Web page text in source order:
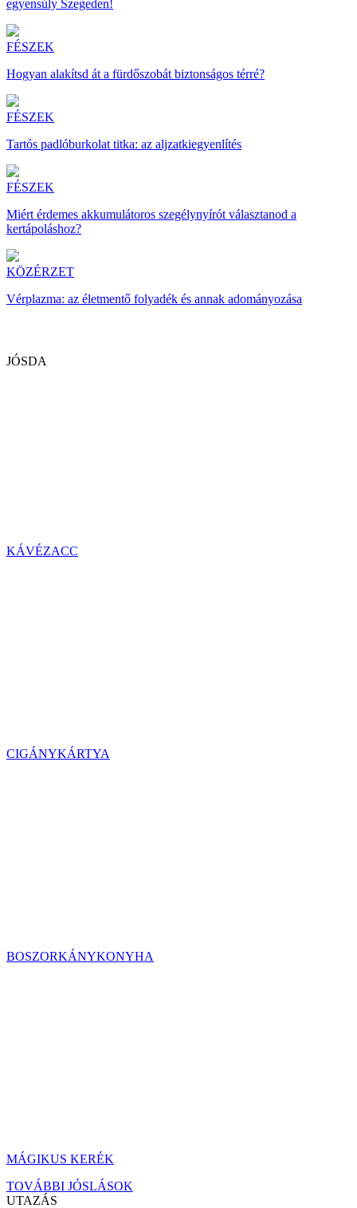
egyensúly Szegeden!
FÉSZEK
Hogyan alakítsd át a fürdőszobát biztonságos térré?
FÉSZEK
Tartós padlóburkolat titka: az aljzatkiegyenlítés
FÉSZEK
Miért érdemes akkumulátoros szegélynyírót választanod a
kertápoláshoz?
KÖZÉRZET
Vérplazma: az életmentő folyadék és annak adományozása
JÓSDA
KÁVÉZACC
CIGÁNYKÁRTYA
BOSZORKÁNYKONYHA
MÁGIKUS KERÉK
TOVÁBBI JÓSLÁSOK
UTAZÁS